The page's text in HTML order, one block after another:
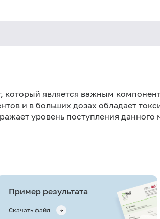
является важным
и в больших дозах обладает
уровень поступления данного
Пример результата
Скачать файл